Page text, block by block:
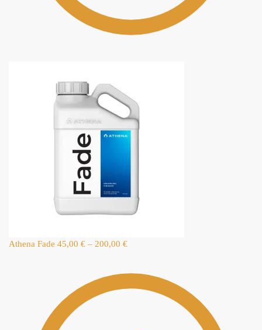
Athena Fade 45,00 € – 200,00 €